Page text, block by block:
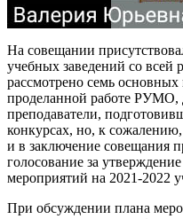
На совещании
учебных заведений со
рассмотрено семь основных
проделанной работе РУМО,
преподаватели,
конкурсах, но, к
и в заключение совещания
голосование за
мероприятий на 2021-2022
При обсуждении плана